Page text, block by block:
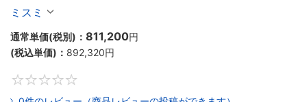
Celeron対応ラックマウント4PCIe
ミスミ
通常単価(税別)： 811,200円
(税込単価)： 892,320円